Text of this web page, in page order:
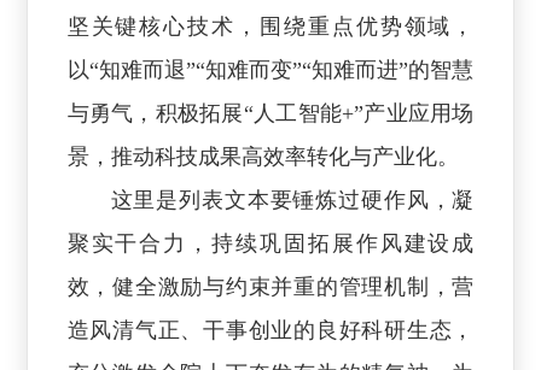
坚关键核心技术，围绕重点优势领域，
以“知难而退”“知难而变”“知难而进”的智慧
与勇气，积极拓展“人工智能+”产业应用场
景，推动科技成果高效率转化与产业化。
这里是列表文本要锤炼过硬作风，凝
聚实干合力，持续巩固拓展作风建设成
效，健全激励与约束并重的管理机制，营
造风清气正、干事创业的良好科研生态，